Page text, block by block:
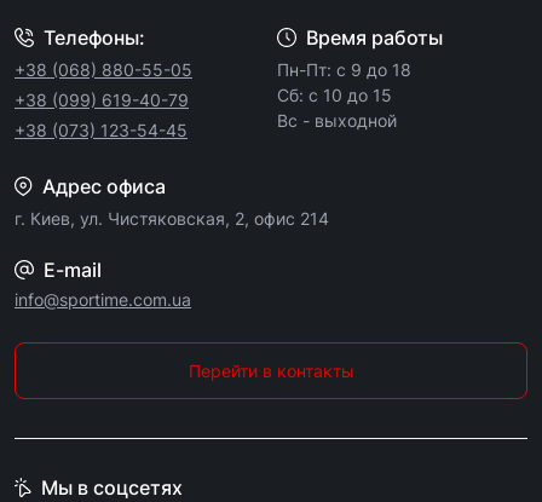
Контактные виды спорта предусматривают
высокую нагрузку на коленные суставы, плюс
риск механических травм, полученных в
нежелательные последствия, достаточно
наколенники
. Они фиксируют сустав в
правильном положении и защищают от
смещения или вывиха при ударе.
Купить налокотники
наколенниками, ценааксессуара вполне
приемлемая. Интернет-магазин SporTime
располагает большим ассортиментом
любой регион Украины в течение 1-2 дней.
Телефоны:
+38 (068) 880-55-05
+38 (099) 619-40-79
+38 (073) 123-54-45
Время работы
Пн-Пт: с 9 до 18
Сб: с 10 до 15
Вс - выходной
Адрес офиса
г. Киев, ул. Чистяковская, 2, офис 214
E-mail
info@sportime.com.ua
Перейти в контакты
Мы в соцсетях